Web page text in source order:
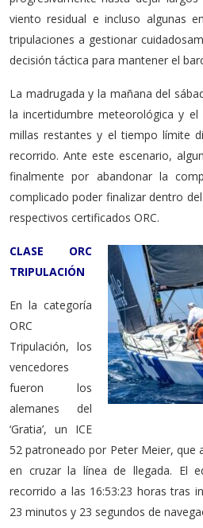
viento residual e incluso algunas
tripulaciones a gestionar
decisión táctica para mantener el
La madrugada y la mañana del
la incertidumbre meteorológica y
millas restantes y el tiempo límite
recorrido. Ante este escenario,
finalmente por abandonar la
complicado poder finalizar dentro
respectivos certificados ORC.
CLASE ORC
TRIPULACIÓN
En la categoría
ORC
Tripulación, los
vencedores
fueron los
alemanes del
‘Gratia’, un ICE
52 patroneado por Peter Meier, que
en cruzar la línea de llegada. El
recorrido a las 16:53:23 horas tras
23 minutos y 23 segundos de